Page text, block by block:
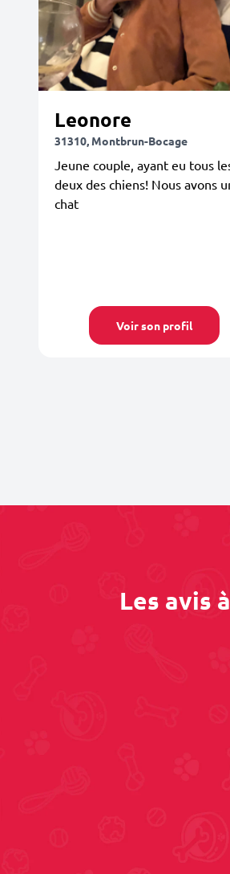
Leonore
31310, Montbrun-Bocage
Jeune couple, ayant eu tous
deux des chiens! Nous avons
chat
Voir son profil
Les avis